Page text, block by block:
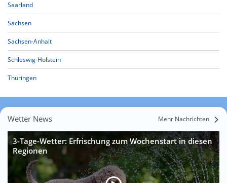
Saarland
Sachsen
Sachsen-Anhalt
Schleswig-Holstein
Thüringen
Wetter News Mehr Nachrichten
3-Tage-Wetter: Erfrischung zum Wochenstart in diesen
Regionen